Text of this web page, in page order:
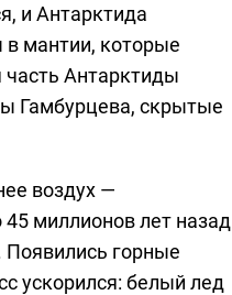
и Антарктида
мантии, которые
часть Антарктиды
Гамбурцева, скрытые
воздух —
миллионов лет назад
Появились горные
ускорился: белый лед